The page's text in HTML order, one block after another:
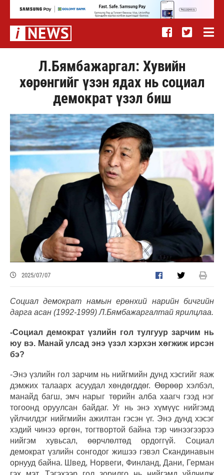
Л.Бямбажаргал: Хувийн
хөрөнгийг үзэн ядах нь социал
демократ үзэл биш
2025/07/07
Социал демократ намын ерөнхий нарийн бичгийн
дарга асан (1992-1999) Л.Бямбажаргалтай ярилцлаа.
-Социал демократ үзлийн гол тулгуур зарчим нь
юу вэ. Манай улсад энэ үзэл хэрхэн хөгжиж ирсэн
бэ?
-Энэ үзлийн гол зарчим нь нийгмийн дунд хэсгийг яаж
дэмжих талаарх асуудал хөндөгддөг. Өөрөөр хэлбэл,
манайд багш, эмч нарыг төрийн алба хаагч гээд нэг
тогоонд оруулсан байдаг. Уг нь энэ хүмүүс нийгэмд
үйлчилдэг нийгмийн ажилтан гэсэн үг. Энэ дунд хэсэг
хэдий чинээ өргөн, тогтвортой байна тэр чинээгээрээ
нийгэм хувьсал, өөрчлөлтөд ордоггүй. Социал
демократ үзлийн сонгодог жишээ гэвэл Скандинавын
орнууд байна. Швед, Норвеги, Финланд, Дани, Герман